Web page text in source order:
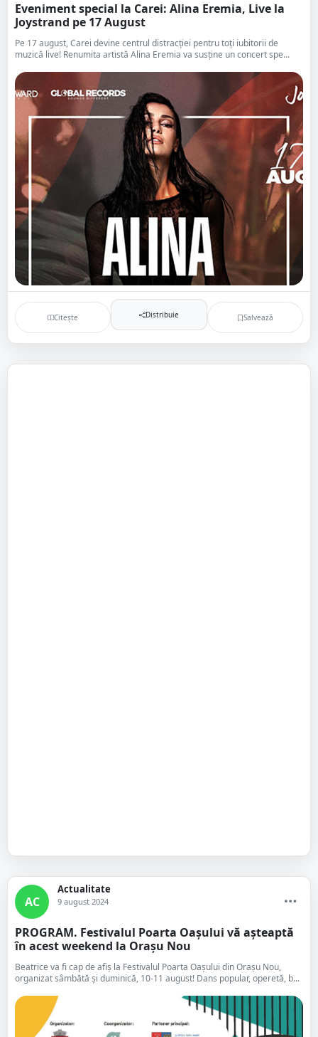
Eveniment special la Carei: Alina Eremia, Live la
Joystrand pe 17 August
Pe 17 august, Carei devine centrul distracției pentru toți iubitorii de
muzică live! Renumita artistă Alina Eremia va susține un concert spe...
Citește Distribuie Salvează
AC
Actualitate
9 august 2024
PROGRAM. Festivalul Poarta Oașului vă așteaptă
în acest weekend la Orașu Nou
Beatrice va fi cap de afiș la Festivalul Poarta Oașului din Orașu Nou,
organizat sâmbătă și duminică, 10-11 august! Dans popular, operetă, b...